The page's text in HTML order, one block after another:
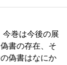
今巻は今後の展
書の存在、そ
偽書はなにか